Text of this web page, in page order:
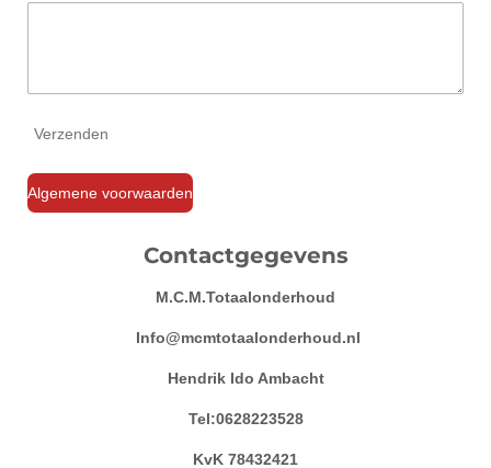
Verzenden
Algemene voorwaarden
Contactgegevens
M.C.M.Totaalonderhoud
Info@mcmtotaalonderhoud.nl
Hendrik Ido Ambacht
Tel:0628223528
KvK 78432421